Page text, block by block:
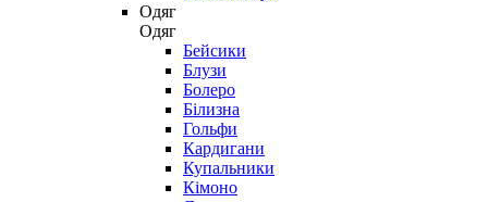
Одяг
Одяг
Бейсики
Блузи
Болеро
Білизна
Гольфи
Кардигани
Купальники
Кімоно